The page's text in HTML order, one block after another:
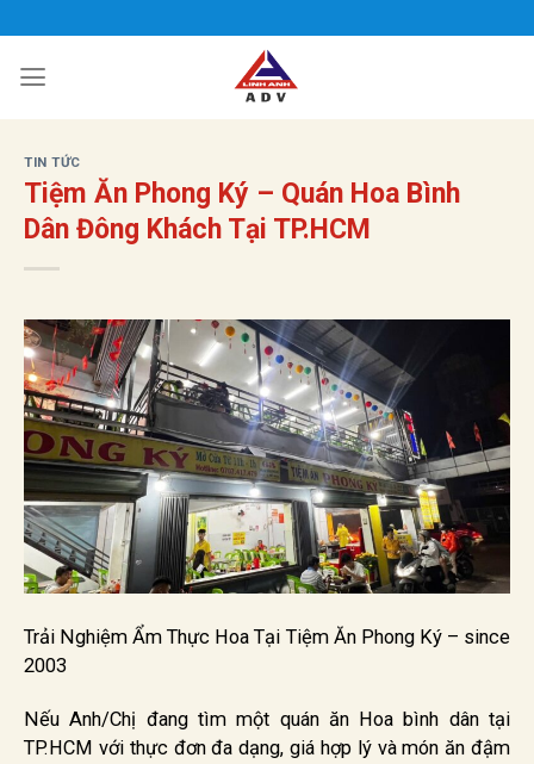
qua
nội
TIN TỨC
Tiệm Ăn Phong Ký – Quán Hoa Bình
Dân Đông Khách Tại TP.HCM
Trải Nghiệm Ẩm Thực Hoa Tại Tiệm Ăn Phong Ký – since
2003
Nếu Anh/Chị đang tìm một quán ăn Hoa bình dân tại
TP.HCM với thực đơn đa dạng, giá hợp lý và món ăn đậm